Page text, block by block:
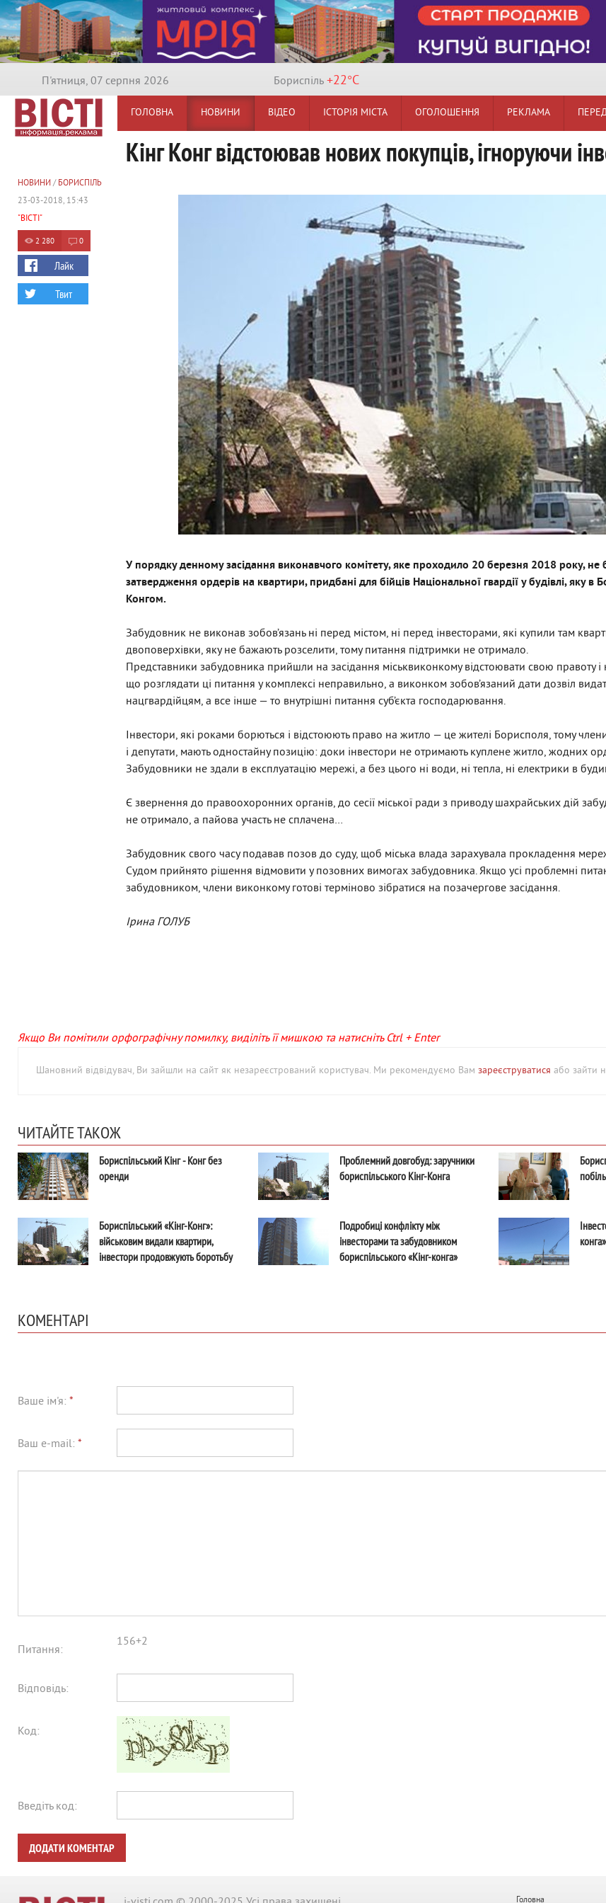
П'ятниця, 07 серпня 2026 Бориспiль +22°C
ГОЛОВНА НОВИНИ ВІДЕО ІСТОРІЯ МІСТА ОГОЛОШЕННЯ РЕКЛАМА
Кінг Конг відстоював нових покупців, ігноруючи
У порядку денному засідання виконавчого комітету, яке проходило 20 березня 2018 року, не
затвердження ордерів на квартири, придбані для бійців Національної гвардії у будівлі, яку в
Конгом.
Забудовник не виконав зобов’язань ні перед містом, ні перед інвесторами, які купили там
двоповерхівки, яку не бажають розселити, тому питання підтримки не отримало.
Представники забудовника прийшли на засідання міськ­виконкому відстоювати свою правоту
що розглядати ці питання у комплексі неправильно, а виконком зобов’язаний дати дозвіл
нацгвардійцям, а все інше — то внутрішні питання суб’єкта господарювання.
Інвестори, які роками борються і відстоюють право на житло — це жителі Борисполя, тому
і депутати, мають одностайну позицію: доки інвестори не отримають куплене житло, жодних
Забудовники не здали в експлуатацію мережі, а без цього ні води, ні тепла, ні електрики в
Є звернення до правоохоронних органів, до сесії міської ради з приводу шахрайських дій
не отримало, а пайова участь не сплачена…
Забудовник свого часу подавав позов до суду, щоб міська влада зарахувала прокладення
Судом прийнято рішення відмовити у позовних вимогах забудовника. Якщо усі проблемні
забудовником, члени виконкому готові терміново зібратися на позачергове засідання.
Ірина ГОЛУБ
НОВИНИ/ БОРИСПІЛЬ
23-03-2018, 15:43
"ВІСТІ"
2 280 0
Лайк
Твит
Якщо Ви помітили орфографічну помилку, виділіть її мишкою та натисніть Ctrl + Enter
Шановний відвідувач, Ви зайшли на сайт як незареєстрований користувач. Ми рекомендуємо Вам зареєструватися або зайти
ЧИТАЙТЕ ТАКОЖ
Бориспільський Кінг - Конг без
оренди
Проблемний довгобуд: заручники
бориспільського Кінг-Конга
Бориспільський «Кінг-Конг»:
військовим видали квартири,
інвестори продовжують боротьбу
Подробиці конфлікту між
інвесторами та забудовником
бориспільського «Кінг-конга»
КОМЕНТАРІ
Ваше ім'я: *
Ваш e-mail: *
Питання:
156+2
Відповідь:
Код:
Введіть код:
ДОДАТИ КОМЕНТАР
Головна